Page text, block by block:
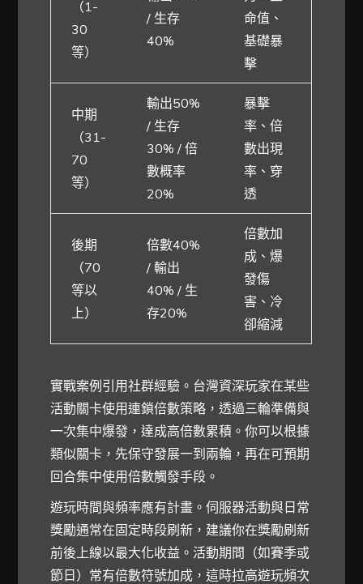
（1-
30
等）
/ 生存
40%
命值、
基礎暴
擊
中期
（31-
70
等）
輸出50%
/ 生存
30% / 倍
數概率
20%
暴擊
率、倍
數出現
率、穿
透
後期
（70
等以
上）
倍數40%
/ 輸出
40% / 生
存20%
倍數加
成、爆
發傷
害、冷
卻縮減
實戰案例引用社群經驗。台灣資深玩家在某些
活動關卡使用連鎖倍數策略，透過三輪準備與
一次集中爆發，達成高倍數累積。你可以根據
類似關卡，先保守發展一到兩輪，再在可預期
回合集中使用倍數觸發手段。
遊玩時間與頻率應有計畫。伺服器活動與日常
獎勵通常在固定時段刷新，建議你在獎勵刷新
前後上線以最大化收益。活動期間（如賽季或
節日）常有倍數符號加成，這時拉高遊玩頻次